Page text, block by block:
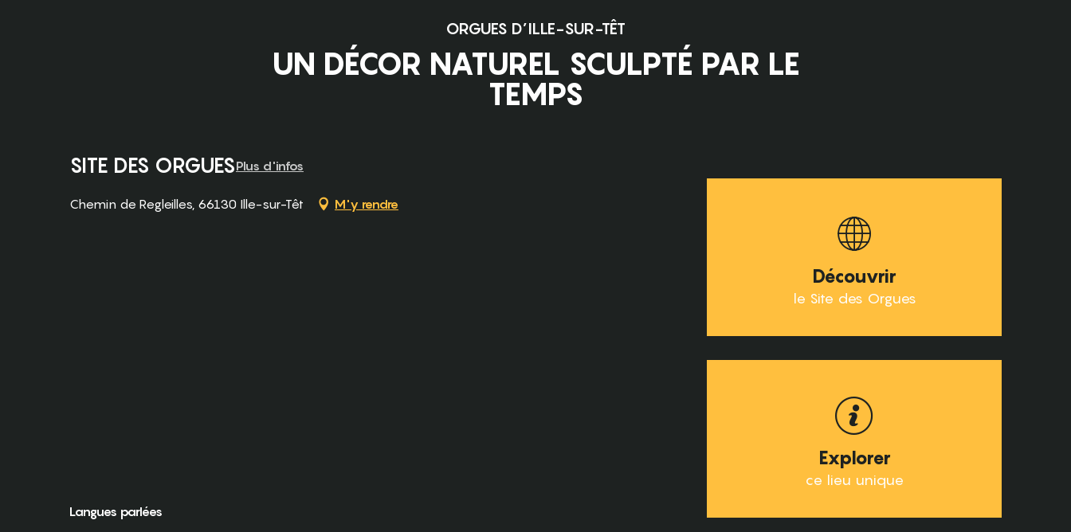
ORGUES D’ILLE-SUR-TÊT
UN DÉCOR NATUREL SCULPTÉ PAR LE
TEMPS
SITE DES ORGUESPlus d'infos
Pass découverte
Chemin de Regleilles, 66130 Ille-sur-Têt
M'y rendre
Langues parlées
Langues parlées
Découvrir
le Site des Orgues
Explorer
ce lieu unique